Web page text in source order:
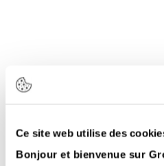
Ce site web utilise des
Bonjour et bienvenue sur